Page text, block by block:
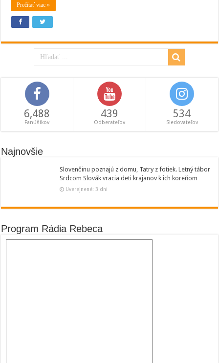
Prečítať viac »
6,488
Fanúšikov
439
Odberateľov
534
Sledovateľov
Najnovšie
Slovenčinu poznajú z domu, Tatry z fotiek. Letný tábor
Srdcom Slovák vracia deti krajanov k ich koreňom
Uverejnené: 3 dni
Program Rádia Rebeca